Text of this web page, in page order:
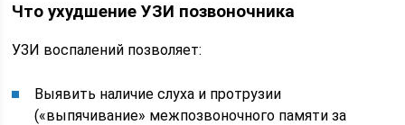
Что ухудшение УЗИ позвоночника
УЗИ воспалений позволяет:
Выявить наличие слуха и протрузии
(«выпячивание» межпозвоночного памяти за